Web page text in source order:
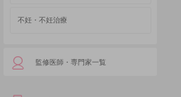
不妊・不妊治療
監修医師・専門家一覧